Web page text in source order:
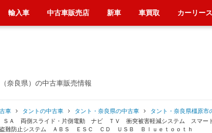
良県）の中古車販売情報
車 タントの中古車 タント・奈良県の中古車
タント・奈良県橿原市
ＳＡ 両側スライド・片側電動 ナビ ＴＶ 衝突被害軽減システム スマー
難防止システム ＡＢＳ ＥＳＣ ＣＤ ＵＳＢ Ｂｌｕｅｔｏｏｔｈ
輸入車 中古車販売店 新車 車買取 カーリース